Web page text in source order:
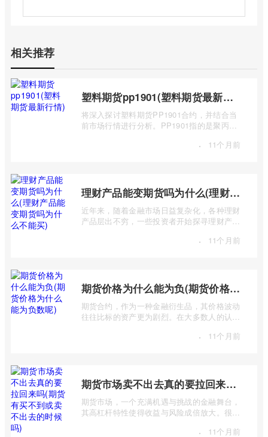
相关推荐
塑料期货pp1901(塑料期货最新行情)
将深入探讨塑料期货PP1901合约，并结合当
前市场行情进行分析。PP1901指的是聚丙烯
· 11个月前
理财产品能变期货吗为什么(理财产品能变期货吗为什么不能买)
近年来，随着金融市场日益复杂化，各种理财
产品层出不穷，一些投资者开始探寻理财产品
· 11个月前
期货价格为什么能为负(期货价格为什么能为负数呢)
期货合约，作为一种金融衍生品，其价格波动
往往比标的资产更为剧烈。在大多数人的认知
· 11个月前
期货市场卖不出去真的要拉回来吗(期货有买不到或卖不出去的时候吗)
期货市场，一个充满机遇与挑战的金融舞台，
其高杠杆特性使得收益与风险成倍放大。很多
· 11个月前